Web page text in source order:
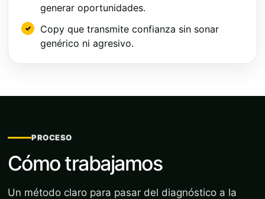
generar oportunidades.
Copy que transmite confianza sin sonar
genérico ni agresivo.
PROCESO
Cómo trabajamos
Un método claro para pasar del diagnóstico a la